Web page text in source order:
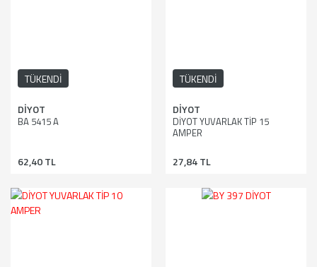
TÜKENDİ
DİYOT
BA 5415 A
62,40 TL
TÜKENDİ
DİYOT
DİYOT YUVARLAK TİP 15
AMPER
27,84 TL